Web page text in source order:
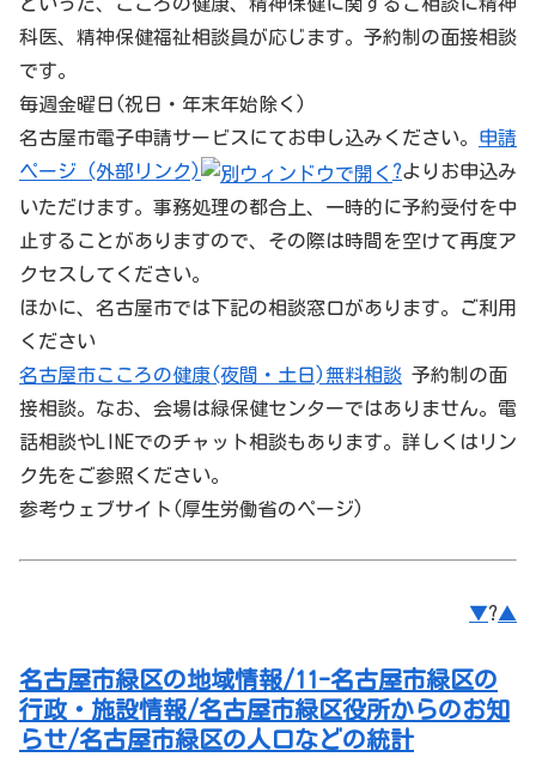
科医、精神保健福祉相談員が応じます。予約制の面接相談
です。
毎週金曜日(祝日・年末年始除く)
名古屋市電子申請サービスにてお申し込みください。 申請
ページ (外部リンク)
?よりお申込み
いただけます。事務処理の都合上、一時的に予約受付を中
止することがありますので、その際は時間を空けて再度ア
クセスしてください。
ほかに、名古屋市では下記の相談窓口があります。ご利用
ください
名古屋市こころの健康(夜間・土日)無料相談 予約制の面
接相談。なお、会場は緑保健センターではありません。電
話相談やLINEでのチャット相談もあります。詳しくはリン
ク先をご参照ください。
参考ウェブサイト(厚生労働省のページ)
▼?▲
名古屋市緑区の地域情報/11-名古屋市緑区の
行政・施設情報/名古屋市緑区役所からのお知
らせ/名古屋市緑区の人口などの統計